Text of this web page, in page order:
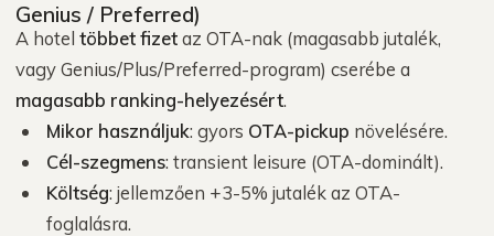
Genius / Preferred)
A hotel többet fizetaz OTA-nak (magasabb jutalék,
vagy Genius/Plus/Preferred-program) cserébe a
magasabb ranking-helyezésért.
Mikor használjuk: gyors OTA-pickup növelésére.
Cél-szegmens: transient leisure (OTA-dominált).
Költség: jellemzően +3-5% jutalék az OTA-
foglalásra.